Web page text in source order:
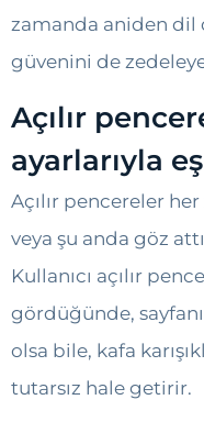
zamanda aniden dil
güvenini de
Açılır
ayarlarıyla
Açılır pencereler
veya şu anda göz
Kullanıcı açılır
gördüğünde,
olsa bile, kafa
tutarsız hale getirir.